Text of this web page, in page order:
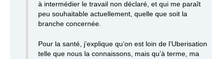
à intermédier le travail non déclaré, et qui me paraît
peu souhaitable actuellement, quelle que soit la
branche concernée.
Pour la santé, j’explique qu’on est loin de l’Uberisation
telle que nous la connaissons, mais qu’à terme, ma